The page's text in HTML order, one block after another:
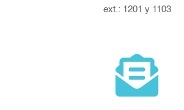
ext.: 1201 y 1103